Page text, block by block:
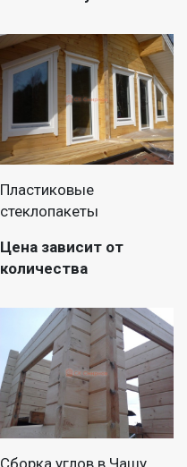
Пластиковые
стеклопакеты
Цена зависит от
количества
Сборка углов в Чашу